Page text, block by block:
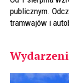
publicznym.
tramwajów i